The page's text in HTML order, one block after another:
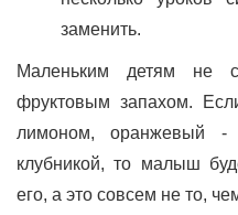
заменить.
Маленьким детям не
фруктовым запахом.
лимоном, оранжевый -
клубникой, то малыш
его, а это совсем не то,